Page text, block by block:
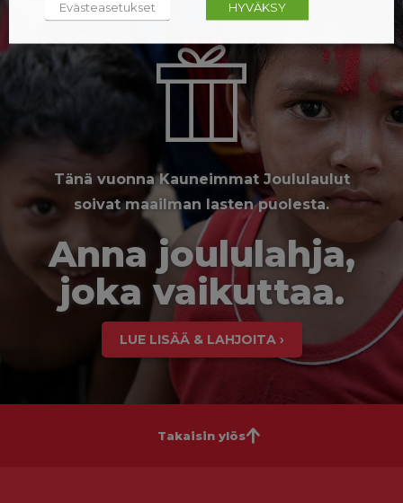
Tänä vuonna Kauneimmat Joululaulut
soivat maailman lasten puolesta.
Anna joululahja,
joka vaikuttaa.
LUE LISÄÄ & LAHJOITA ›
Takaisin ylös
Evästeasetukset HYVÄKSY